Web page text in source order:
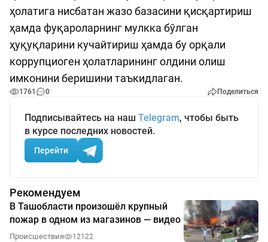
ҳолатига нисбатан жазо базасини қисқартириш
ҳамда фуқароларнинг мулкка бўлган
ҳуқуқларини кучайтириш ҳамда бу орқали
коррупциоген ҳолатларининг олдини олиш
имконини беришини таъкидлаган.
1761 0 Поделиться
Подписывайтесь на наш Telegram, чтобы быть
в курсе последних новостей.
Перейти
Рекомендуем
В Ташобласти произошёл крупный
пожар в одном из магазинов — видео
Происшествия 12122